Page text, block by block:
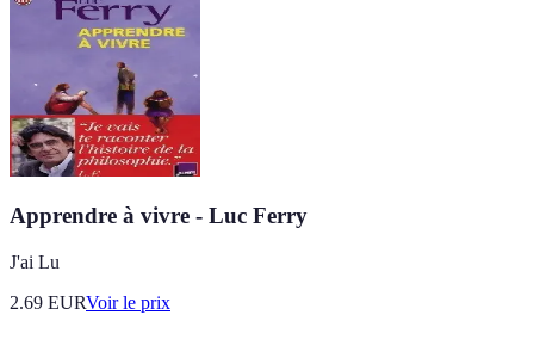
Apprendre à vivre - Luc Ferry
J'ai Lu
2.69 EURVoir le prix